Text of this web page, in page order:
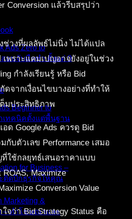
Ads Zero to
สอนจับมือทำ ตั้งแต่ 0
Beginner to
เทคนิคตั้งแต่พื้นฐาน
for Business –
ติดปีกธุรกิจให้คุณ
Marketing &
– ทำโฆษณาและ
Conversion แล้วรีบสรุปว่า
ช่วงที่ผลลัพธ์ไม่นิ่ง ไม่ได้แปล
พราะแคมเปญอาจยังอยู่ในช่วง
กำลังเรียนรู้ หรือ Bid
ดจากเงื่อนไขบางอย่างที่ทำให้
มประสิทธิภาพ
ด Google Ads ควรดู Bid
กับตัวเลข Performance เสมอ
ใช้กลยุทธ์เสนอราคาแบบ
ROAS, Maximize
Conversion Value
จว่า Bid Strategy Status คือ